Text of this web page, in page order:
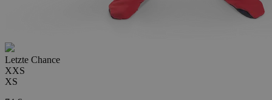
Letzte Chance
XXS
XS